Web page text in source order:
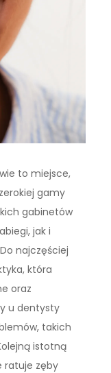
to miejsce,
gamy
gabinetów
jak i
najczęściej
która
oraz
u dentysty
takich
istotną
ratuje zęby